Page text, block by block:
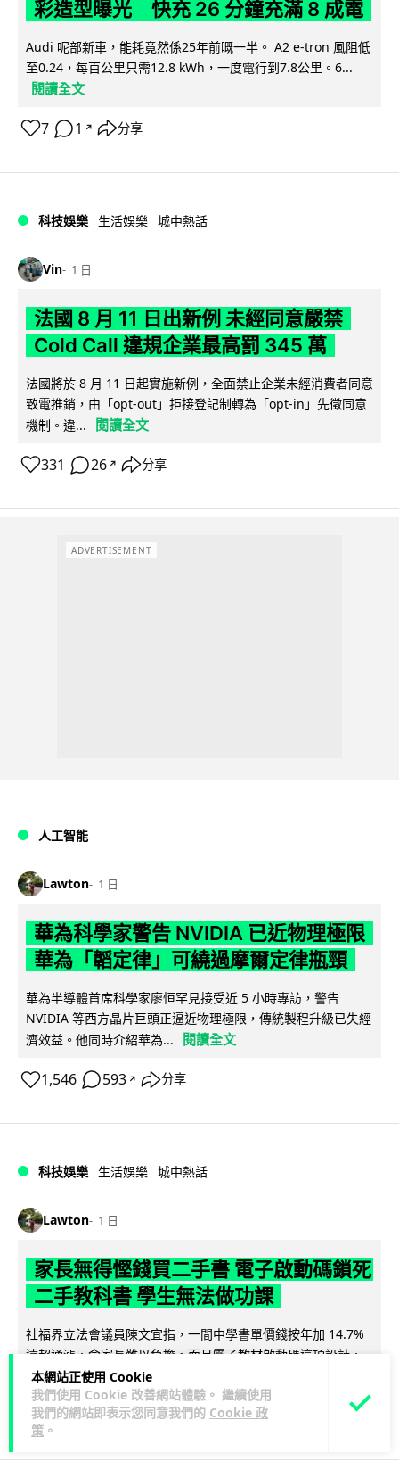
本網站正使用 Cookie
我們使用 Cookie 改善網站體驗。 繼續使用
我們的網站即表示您同意我們的 Cookie 政
策 。
彩造型曝光 快充 26 分鐘充滿 8 成電
Audi 呢部新車，能耗竟然係25年前嘅一半。 A2 e-tron 風阻低
至0.24，每百公里只需12.8 kWh，一度電行到7.8公里。6...
閱讀全文
7 1 ↗ 分享
科技娛樂 生活娛樂 城中熱話
Vin 1 日
法國 8 月 11 日出新例 未經同意嚴禁
Cold Call 違規企業最高罰 345 萬
法國將於 8 月 11 日起實施新例，全面禁止企業未經消費者同意
致電推銷，由「opt-out」拒接登記制轉為「opt-in」先徵同意
機制。違...
閱讀全文
331 26 ↗ 分享
ADVERTISEMENT
人工智能
Lawton 1 日
華為科學家警告 NVIDIA 已近物理極限
華為「韜定律」可繞過摩爾定律瓶頸
華為半導體首席科學家廖恒罕見接受近 5 小時專訪，警告
NVIDIA 等西方晶片巨頭正逼近物理極限，傳統製程升級已失經
濟效益。他同時介紹華為...
閱讀全文
1,546 593 ↗ 分享
科技娛樂 生活娛樂 城中熱話
Lawton 1 日
家長無得慳錢買二手書 電子啟動碼鎖死
二手教科書 學生無法做功課
社福界立法會議員陳文宜指，一間中學書單價錢按年加 14.7%
遠超通漲，令家長難以負擔。而且電子教材啟動碼這項設計，
令學生無法完成功課，二手...
935 371↗ 分享